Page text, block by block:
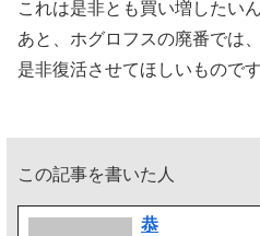
これは是非とも買い増したい
あと、ホグロフスの廃番では
是非復活させてほしいものです
この記事を書いた人
恭